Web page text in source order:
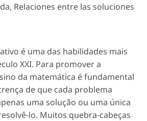
, Relaciones entre las soluciones
é uma das habilidades mais
XXI. Para promover a
da matemática é fundamental
de que cada problema
uma solução ou uma única
lo. Muitos quebra-cabeças